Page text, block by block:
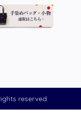
reserved.